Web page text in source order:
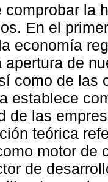
comprobar la
En el
economía
apertura de
como de las
establece
de las
teórica
motor de
de